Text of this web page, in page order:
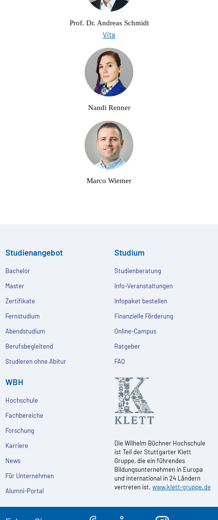
Prof. Dr. Andreas Schmidt
Vita
Nandi Renner
Marco Wiemer
Studienangebot
Bachelor
Master
Zertifikate
Fernstudium
Abendstudium
Berufsbegleitend
Studieren ohne Abitur
Studium
Studienberatung
Info-Veranstaltungen
Infopaket bestellen
Finanzielle Förderung
Online-Campus
Ratgeber
FAQ
WBH
Hochschule
Fachbereiche
Forschung
Karriere
News
Für Unternehmen
Alumni-Portal
Die Wilhelm Büchner Hochschule
ist Teil der Stuttgarter Klett
Gruppe, die ein führendes
Bildungsunternehmen in Europa
und international in 24 Ländern
vertreten ist.www.klett-gruppe.de